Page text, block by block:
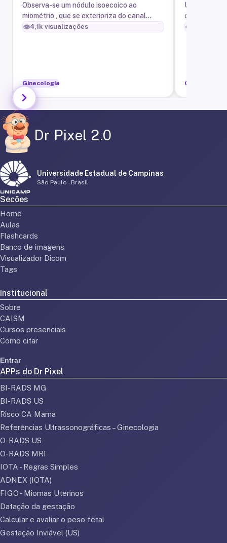
Observa-se um nódulo isoecoico ao
miométrio , que se exterioriza do canal
cervical em direção à vagina (setas
👁️4,1k visualizações
Ginecologia
ovariano à
👁️
Ginecologia
Dr Pixel 2.0
Universidade Estadual de Campinas
São Paulo - Brasil
Secões
Home
Aulas
Flashcards
Banco de imagens
Visualizador Dicom
Tags
Institucional
Sobre
CAISM
Cursos presenciais
Como citar
Entrar
APPs do Dr Pixel
BI-RADS MG
BI-RADS US
Risco CA Mama
Referências Ultrassonográficas – Ginecologia
O-RADS US
O-RADS MRI
IOTA - Regras Simples
ADNEX (IOTA)
FIGO - Miomas Uterinos
Datação da gestação
Calcular e avaliar o peso fetal
Gestação Inviável (US)